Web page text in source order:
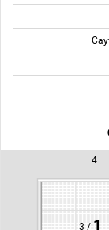
4
3 / 1